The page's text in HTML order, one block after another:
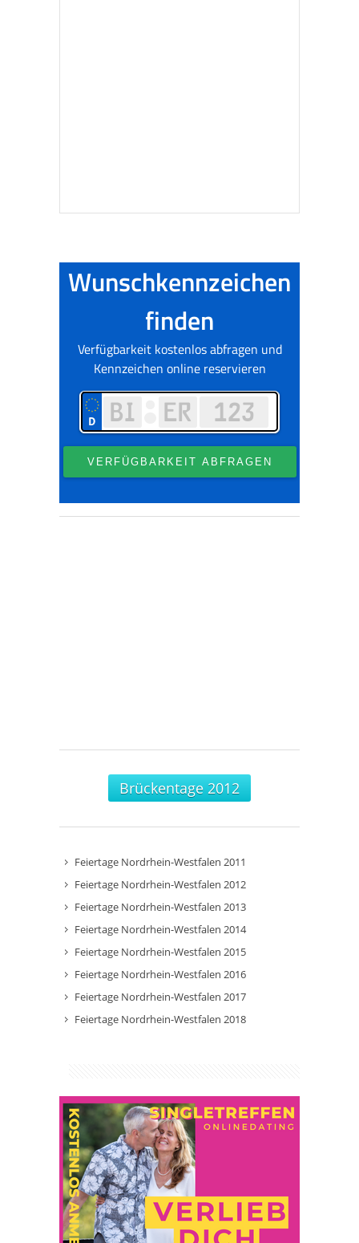
Brückentage 2012
Feiertage Nordrhein-Westfalen 2011
Feiertage Nordrhein-Westfalen 2012
Feiertage Nordrhein-Westfalen 2013
Feiertage Nordrhein-Westfalen 2014
Feiertage Nordrhein-Westfalen 2015
Feiertage Nordrhein-Westfalen 2016
Feiertage Nordrhein-Westfalen 2017
Feiertage Nordrhein-Westfalen 2018